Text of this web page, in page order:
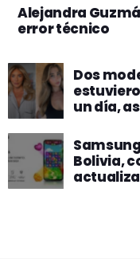
Alejandra
error técnico
Dos
un día,
Bolivia,